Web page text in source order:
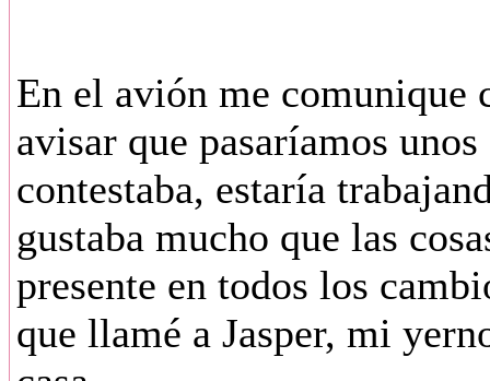
En el avión me comunique
avisar que pasaríamos
contestaba, estaría
gustaba mucho que las
presente en todos los
que llamé a Jasper, mi